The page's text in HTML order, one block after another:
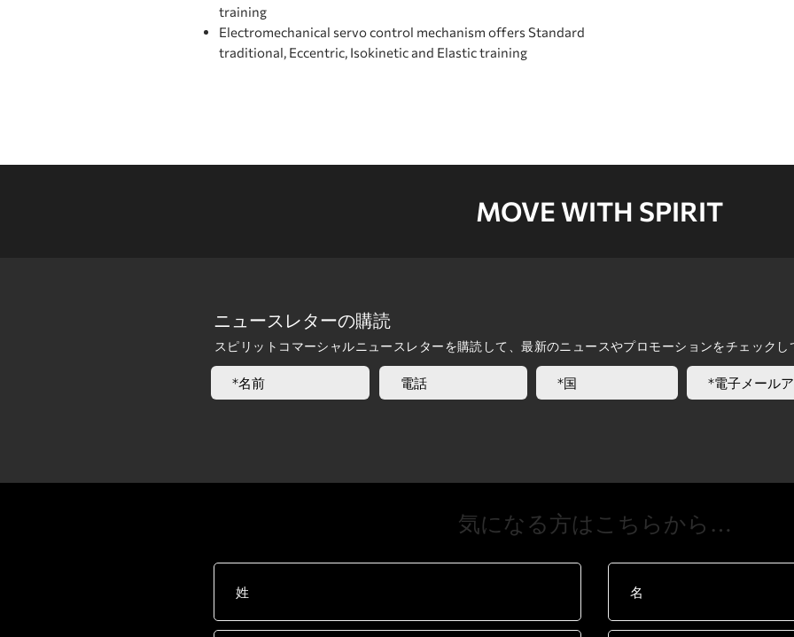
training
Electromechanical servo control mechanism offers Standard
traditional, Eccentric, Isokinetic and Elastic training
MOVE WITH SPIRIT
ニュースレターの購読
スピリットコマーシャルニュースレターを購読して、最新のニュースやプロモーションをチェックし
​気になる方はこちらから…